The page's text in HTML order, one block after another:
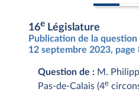
16e Législature
Publication de la
12 septembre 2023, page
Question de : M.
Pas-de-Calais (4e